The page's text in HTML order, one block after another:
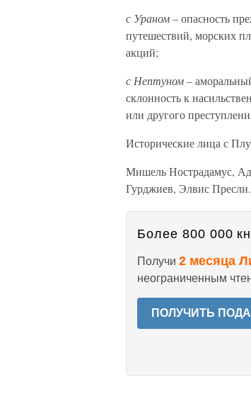
с Ураном –опасность
путешествий, морских
акций;
с Нептуном –
склонность к
или другого
Исторические лица с
Мишель Нострадамус,
Гурджиев, Элвис Пресли.
Более 800 000
Получи 2 месяца
неограниченным
ПОЛУЧИТЬ